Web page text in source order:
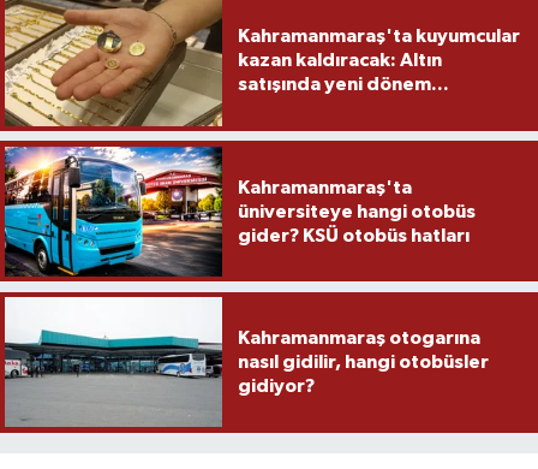
Kahramanmaraş'ta kuyumcular
kazan kaldıracak: Altın
satışında yeni dönem...
Kahramanmaraş'ta
üniversiteye hangi otobüs
gider? KSÜ otobüs hatları
Kahramanmaraş otogarına
nasıl gidilir, hangi otobüsler
gidiyor?